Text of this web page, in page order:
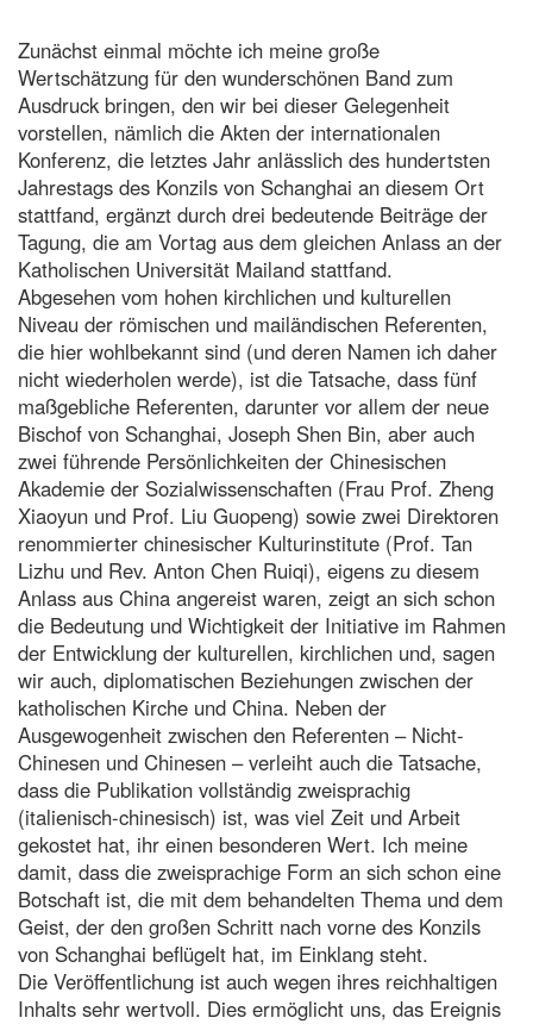
Zunächst einmal möchte ich meine große
Wertschätzung für den wunderschönen Band zum
Ausdruck bringen, den wir bei dieser Gelegenheit
vorstellen, nämlich die Akten der internationalen
Konferenz, die letztes Jahr anlässlich des hundertsten
Jahrestags des Konzils von Schanghai an diesem Ort
stattfand, ergänzt durch drei bedeutende Beiträge der
Tagung, die am Vortag aus dem gleichen Anlass an der
Katholischen Universität Mailand stattfand.
Abgesehen vom hohen kirchlichen und kulturellen
Niveau der römischen und mailändischen Referenten,
die hier wohlbekannt sind (und deren Namen ich daher
nicht wiederholen werde), ist die Tatsache, dass fünf
maßgebliche Referenten, darunter vor allem der neue
Bischof von Schanghai, Joseph Shen Bin, aber auch
zwei führende Persönlichkeiten der Chinesischen
Akademie der Sozialwissenschaften (Frau Prof. Zheng
Xiaoyun und Prof. Liu Guopeng) sowie zwei Direktoren
renommierter chinesischer Kulturinstitute (Prof. Tan
Lizhu und Rev. Anton Chen Ruiqi), eigens zu diesem
Anlass aus China angereist waren, zeigt an sich schon
die Bedeutung und Wichtigkeit der Initiative im Rahmen
der Entwicklung der kulturellen, kirchlichen und, sagen
wir auch, diplomatischen Beziehungen zwischen der
katholischen Kirche und China. Neben der
Ausgewogenheit zwischen den Referenten – Nicht-
Chinesen und Chinesen – verleiht auch die Tatsache,
dass die Publikation vollständig zweisprachig
(italienisch-chinesisch) ist, was viel Zeit und Arbeit
gekostet hat, ihr einen besonderen Wert. Ich meine
damit, dass die zweisprachige Form an sich schon eine
Botschaft ist, die mit dem behandelten Thema und dem
Geist, der den großen Schritt nach vorne des Konzils
von Schanghai beflügelt hat, im Einklang steht.
Die Veröffentlichung ist auch wegen ihres reichhaltigen
Inhalts sehr wertvoll. Dies ermöglicht uns, das Ereignis